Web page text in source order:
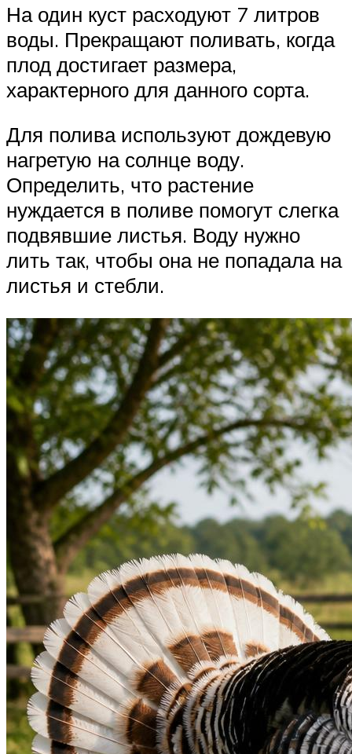
На один куст расходуют 7 литров
воды. Прекращают поливать, когда
плод достигает размера,
характерного для данного сорта.
Для полива используют дождевую
нагретую на солнце воду.
Определить, что растение
нуждается в поливе помогут слегка
подвявшие листья. Воду нужно
лить так, чтобы она не попадала на
листья и стебли.